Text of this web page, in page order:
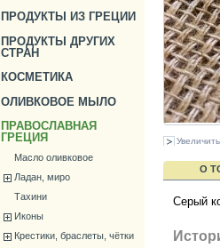
ПРОДУКТЫ ИЗ ГРЕЦИИ
ПРОДУКТЫ ДРУГИХ
СТРАН
КОСМЕТИКА
ОЛИВКОВОЕ МЫЛО
ПРАВОСЛАВНАЯ
ГРЕЦИЯ
Масло оливковое
Ладан, миро
Тахини
Иконы
Крестики, браслеты, чётки
Увеличить
О
Серый